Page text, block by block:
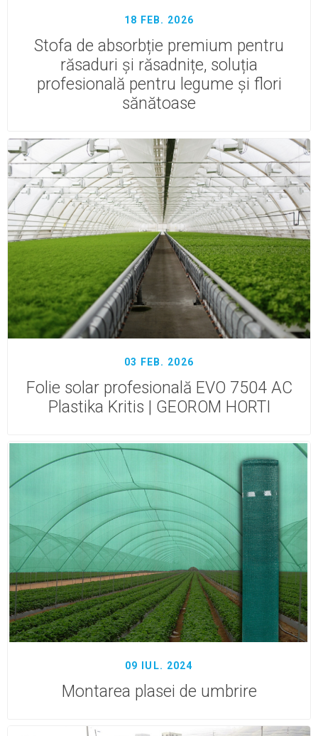
18 FEB. 2026
Stofa de absorbție premium pentru
răsaduri și răsadnițe, soluția
profesională pentru legume și flori
sănătoase
03 FEB. 2026
Folie solar profesională EVO 7504 AC
Plastika Kritis | GEOROM HORTI
09 IUL. 2024
Montarea plasei de umbrire